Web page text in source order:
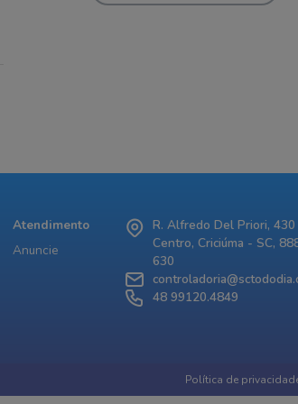
Atendimento
Anuncie
R. Alfredo Del Priori,
Centro, Criciúma - SC,
630
48 99120.4849
Política de